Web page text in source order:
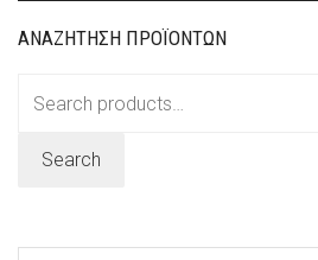
ΑΝΑΖΗΤΗΣΗ ΠΡΟΪΟΝΤΩΝ
Search